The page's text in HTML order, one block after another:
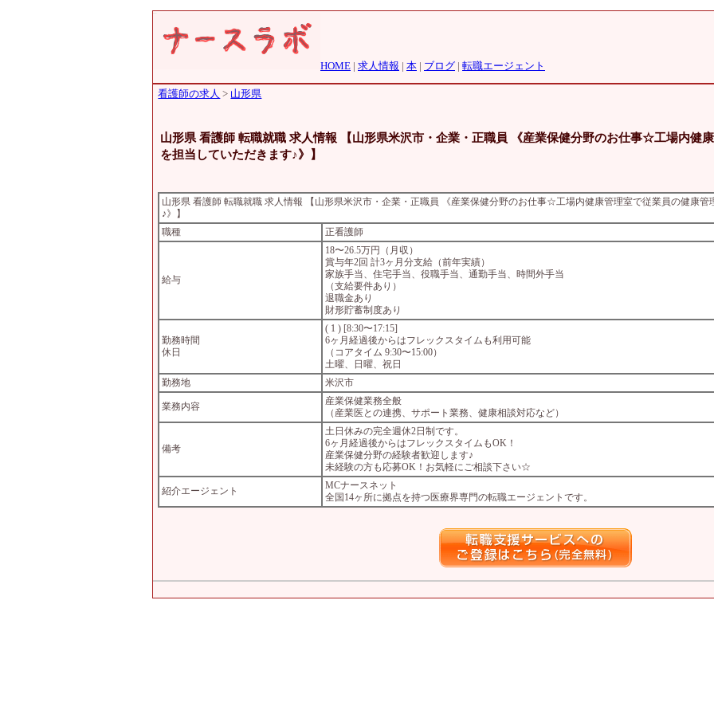
HOME | 求人情報 | 本 | ブログ | 転職エージェント
看護師の求人 > 山形県
山形県 看護師 転職就職 求人情報 【山形県米沢市・企業・正職員 《産業保健分野のお仕事☆工場内健
を担当していただきます♪》】
山形県 看護師 転職就職 求人情報 【山形県米沢市・企業・正職員 《産業保健分野のお仕事☆工場内健康管理室で従業員の健康管
♪》】
職種
正看護師
給与
18〜26.5万円（月収）
賞与年2回 計3ヶ月分支給（前年実績）
家族手当、住宅手当、役職手当、通勤手当、時間外手当
（支給要件あり）
退職金あり
財形貯蓄制度あり
勤務時間
休日
( 1 ) [8:30〜17:15]
6ヶ月経過後からはフレックスタイムも利用可能
（コアタイム 9:30〜15:00）
土曜、日曜、祝日
勤務地
米沢市
業務内容
産業保健業務全般
（産業医との連携、サポート業務、健康相談対応など）
備考
土日休みの完全週休2日制です。
6ヶ月経過後からはフレックスタイムもOK！
産業保健分野の経験者歓迎します♪
未経験の方も応募OK！お気軽にご相談下さい☆
紹介エージェント
MCナースネット
全国14ヶ所に拠点を持つ医療界専門の転職エージェントです。